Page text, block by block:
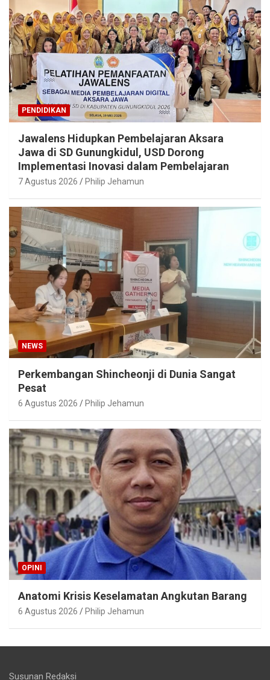
PENDIDIKAN
Jawalens Hidupkan Pembelajaran Aksara
Jawa di SD Gunungkidul, USD Dorong
Implementasi Inovasi dalam Pembelajaran
7 Agustus 2026 Philip Jehamun
NEWS
Perkembangan Shincheonji di Dunia Sangat
Pesat
6 Agustus 2026 Philip Jehamun
OPINI
Anatomi Krisis Keselamatan Angkutan Barang
6 Agustus 2026 Philip Jehamun
Susunan Redaksi